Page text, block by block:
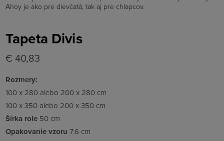
Ahoy je ako pre dievčatá, tak aj pre chlapcov.
Tapeta Divis
€ 40,83
Rozmery:
100 x 280 alebo 200 x 280 cm
100 x 350 alebo 200 x 350 cm
Šírka role 50 cm
Opakovanie vzoru 7.6 cm